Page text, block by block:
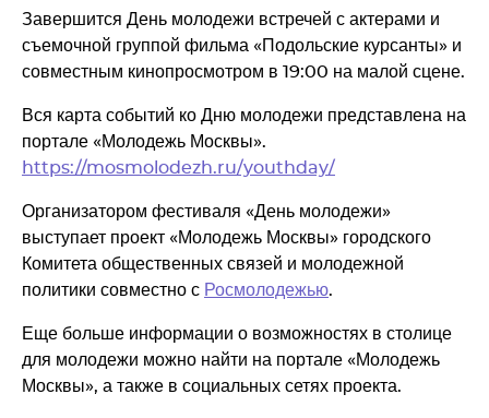
Завершится День молодежи встречей с актерами и
съемочной группой фильма «Подольские курсанты» и
совместным кинопросмотром в 19:00 на малой сцене.
Вся карта событий ко Дню молодежи представлена на
портале «Молодежь Москвы».
https://mosmolodezh.ru/youthday/
Организатором фестиваля «День молодежи»
выступает проект «Молодежь Москвы» городского
Комитета общественных связей и молодежной
политики совместно с Росмолодежью.
Еще больше информации о возможностях в столице
для молодежи можно найти на портале «Молодежь
Москвы», а также в социальных сетях проекта.